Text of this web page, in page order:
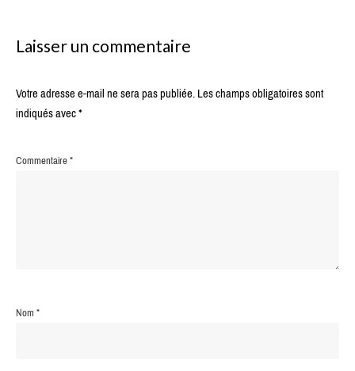
Laisser un commentaire
Votre adresse e-mail ne sera pas publiée.Les champs obligatoires sont
indiqués avec*
Commentaire*
Nom*